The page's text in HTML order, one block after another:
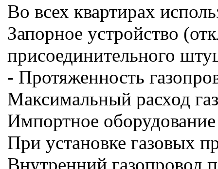
Во всех квартирах
Запорное устройство
присоединительного
- Протяженность
Максимальный расход
Импортное
При установке газовых
Внутренний газопровод